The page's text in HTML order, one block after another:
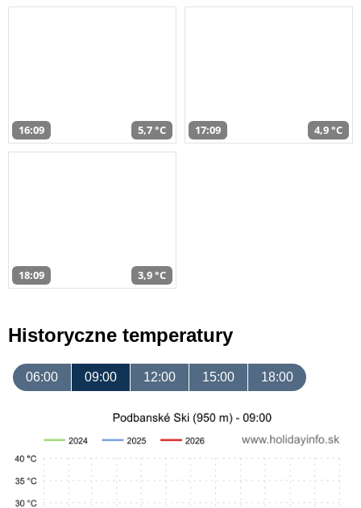
16:09 5,7 °C 17:09 4,9 °C
18:09 3,9 °C
Historyczne temperatury
06:00 09:00 12:00 15:00 18:00